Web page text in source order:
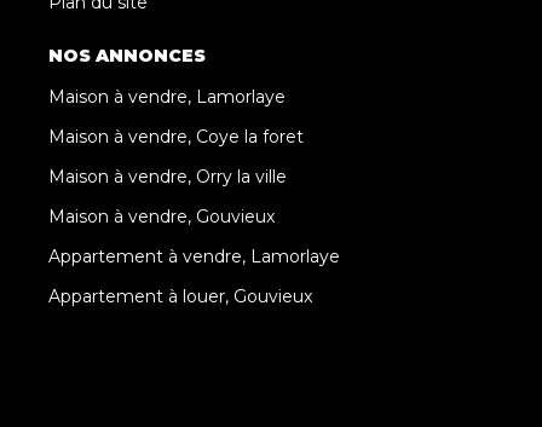
NOS ANNONCES
Maison à vendre, Lamorlaye
Maison à vendre, Coye la foret
Maison à vendre, Orry la ville
Maison à vendre, Gouvieux
Appartement à vendre, Lamorlaye
Appartement à louer, Gouvieux